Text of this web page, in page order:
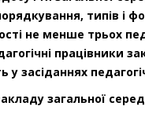
типів і
не менше трьох
працівники
у засіданнях
загальної